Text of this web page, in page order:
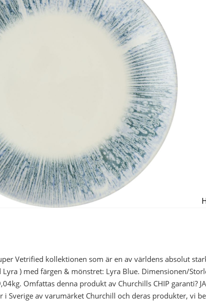
Vetrified kollektionen som är en av världens absolut
) med färgen & mönstret: Lyra Blue. Dimensionen/
Omfattas denna produkt av Churchills CHIP garanti? JA/
i Sverige av varumärket Churchill och deras produkter, vi